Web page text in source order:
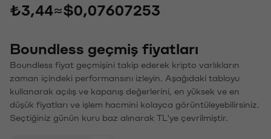
₺3,44≈$0,07607253
Boundless geçmiş fiyatları
Boundless fiyat geçmişini takip ederek kripto varlıkların
zaman içindeki performansını izleyin. Aşağıdaki tabloyu
kullanarak açılış ve kapanış değerlerini, en yüksek ve en
düşük fiyatları ve işlem hacmini kolayca görüntüleyebilirsiniz.
Seçtiğiniz günün kuru baz alınarak TL'ye çevrilmiştir.